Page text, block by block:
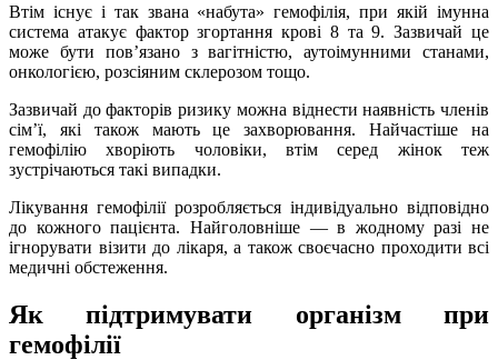
Втім існує і так звана «набута» гемофілія, при якій імунна
система атакує фактор згортання крові 8 та 9. Зазвичай це
може бути пов’язано з вагітністю, аутоімунними станами,
онкологією, розсіяним склерозом тощо.
Зазвичай до факторів ризику можна віднести наявність членів
сім’ї, які також мають це захворювання. Найчастіше на
гемофілію хворіють чоловіки, втім серед жінок теж
зустрічаються такі випадки.
Лікування гемофілії розробляється індивідуально відповідно
до кожного пацієнта. Найголовніше — в жодному разі не
ігнорувати візити до лікаря, а також своєчасно проходити всі
медичні обстеження.
Як підтримувати організм при
гемофілії